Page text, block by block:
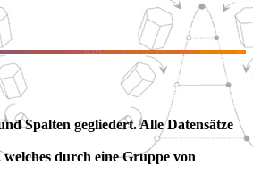
Spalten gegliedert. Alle Datensätze
durch eine Gruppe von